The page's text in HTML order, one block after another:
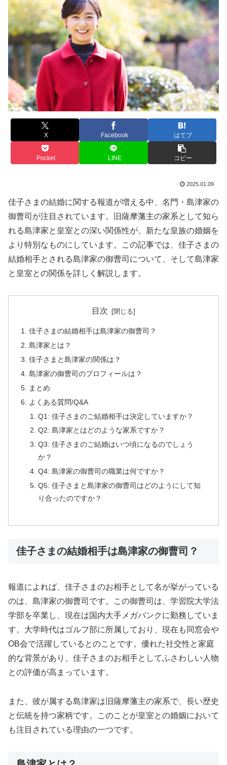
X Facebook はてブ
Pocket LINE コピー
2025.01.09
佳子さまの結婚に関する報道が増える中、名門・島津家の
御曹司が注目されています。旧薩摩藩主の家系として知ら
れる島津家と皇室との深い関係性が、新たな皇族の婚姻を
より特別なものにしています。この記事では、佳子さまの
結婚相手とされる島津家の御曹司について、そして島津家
と皇室との関係を詳しく解説します。
目次
佳子さまの結婚相手は島津家の御曹司？
島津家とは？
佳子さまと島津家の関係は？
島津家の御曹司のプロフィールは？
まとめ
よくある質問/Q&A
Q1: 佳子さまのご結婚相手は決定していますか？
Q2: 島津家とはどのような家系ですか？
Q3: 佳子さまのご結婚はいつ頃になるのでしょう
か？
Q4: 島津家の御曹司の職業は何ですか？
Q5: 佳子さまと島津家の御曹司はどのようにして知
り合ったのですか？
佳子さまの結婚相手は島津家の御曹司？
報道によれば、佳子さまのお相手として名が挙がっている
のは、島津家の御曹司です。この御曹司は、学習院大学法
学部を卒業し、現在は国内大手メガバンクに勤務していま
す。大学時代はゴルフ部に所属しており、現在も同窓会や
OB会で活躍しているとのことです。優れた社交性と家庭
的な背景があり、佳子さまのお相手としてふさわしい人物
との評価が高まっています。
また、彼が属する島津家は旧薩摩藩主の家系で、長い歴史
と伝統を持つ家柄です。このことが皇室との婚姻において
も注目されている理由の一つです。